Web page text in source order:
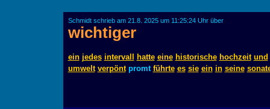
Schmidt schrieb am 21.8. 2025 um 11:25:24 Uhr über
wichtiger
ein jedes intervall hatte eine historische hochzeit und
umwelt verpöntpromt führte es sie ein in seine